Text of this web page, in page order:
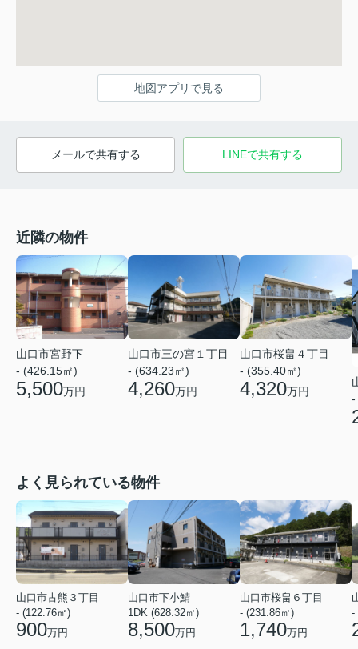
地図アプリで見る
メールで共有する LINEで共有する
近隣の物件
山口市宮野下
- (426.15㎡)
5,500万円
山口市三の宮１丁目
- (634.23㎡)
4,260万円
山口市桜畠４丁目
- (355.40㎡)
4,320万円
-
よく見られている物件
山口市古熊３丁目
- (122.76㎡)
900万円
山口市下小鯖
1DK (628.32㎡)
8,500万円
山口市桜畠６丁目
- (231.86㎡)
1,740万円
-